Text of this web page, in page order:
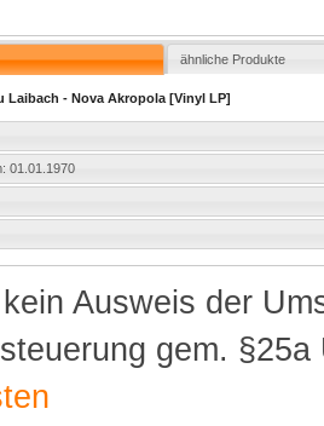
ähnliche Produkte
Laibach - Nova Akropola [Vinyl LP]
01.01.1970
Ausweis der
gem.